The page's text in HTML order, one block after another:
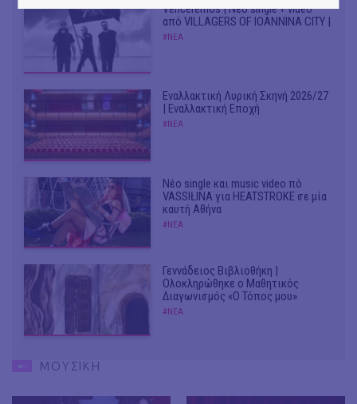
Venceremos | Νέο single + video
από VILLAGERS OF IOANNINA CITY |
#ΝΕΑ
Εναλλακτική Λυρική Σκηνή 2026/27
| Εναλλακτική Εποχή
#ΝΕΑ
Νέο single και music video πό
VASSIŁINA για HEATSTROKE σε μία
καυτή Αθήνα
#ΝΕΑ
Γεννάδειος Βιβλιοθήκη |
Ολοκληρώθηκε ο Μαθητικός
Διαγωνισμός «Ο Τόπος μου»
#ΝΕΑ
ΜΟΥΣΙΚΗ